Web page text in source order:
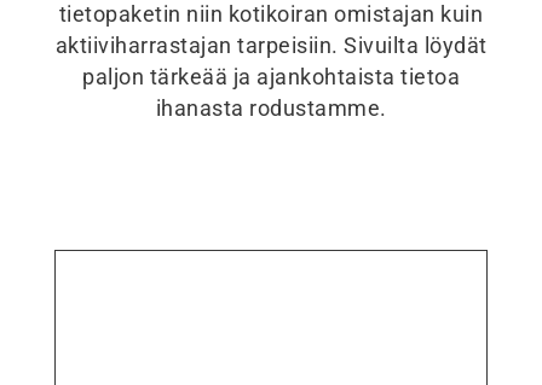
tietopaketin niin kotikoiran omistajan kuin
aktiiviharrastajan tarpeisiin. Sivuilta löydät
paljon tärkeää ja ajankohtaista tietoa
ihanasta rodustamme.